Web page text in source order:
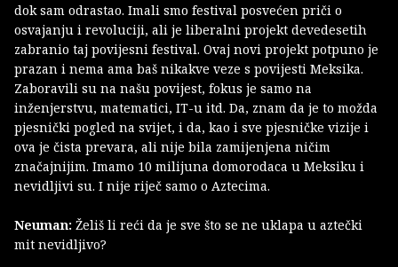
dok sam odrastao. Imali smo festival posvećen priči o
osvajanju i revoluciji, ali je liberalni projekt devedesetih
zabranio taj povijesni festival. Ovaj novi projekt potpuno je
prazan i nema ama baš nikakve veze s povijesti Meksika.
Zaboravili su na našu povijest, fokus je samo na
inženjerstvu, matematici, IT-u itd. Da, znam da je to možda
pjesnički pogled na svijet, i da, kao i sve pjesničke vizije i
ova je čista prevara, ali nije bila zamijenjena ničim
značajnijim. Imamo 10 milijuna domorodaca u Meksiku i
nevidljivi su. I nije riječ samo o Aztecima.
Neuman: Želiš li reći da je sve što se ne uklapa u aztečki
mit nevidljivo?